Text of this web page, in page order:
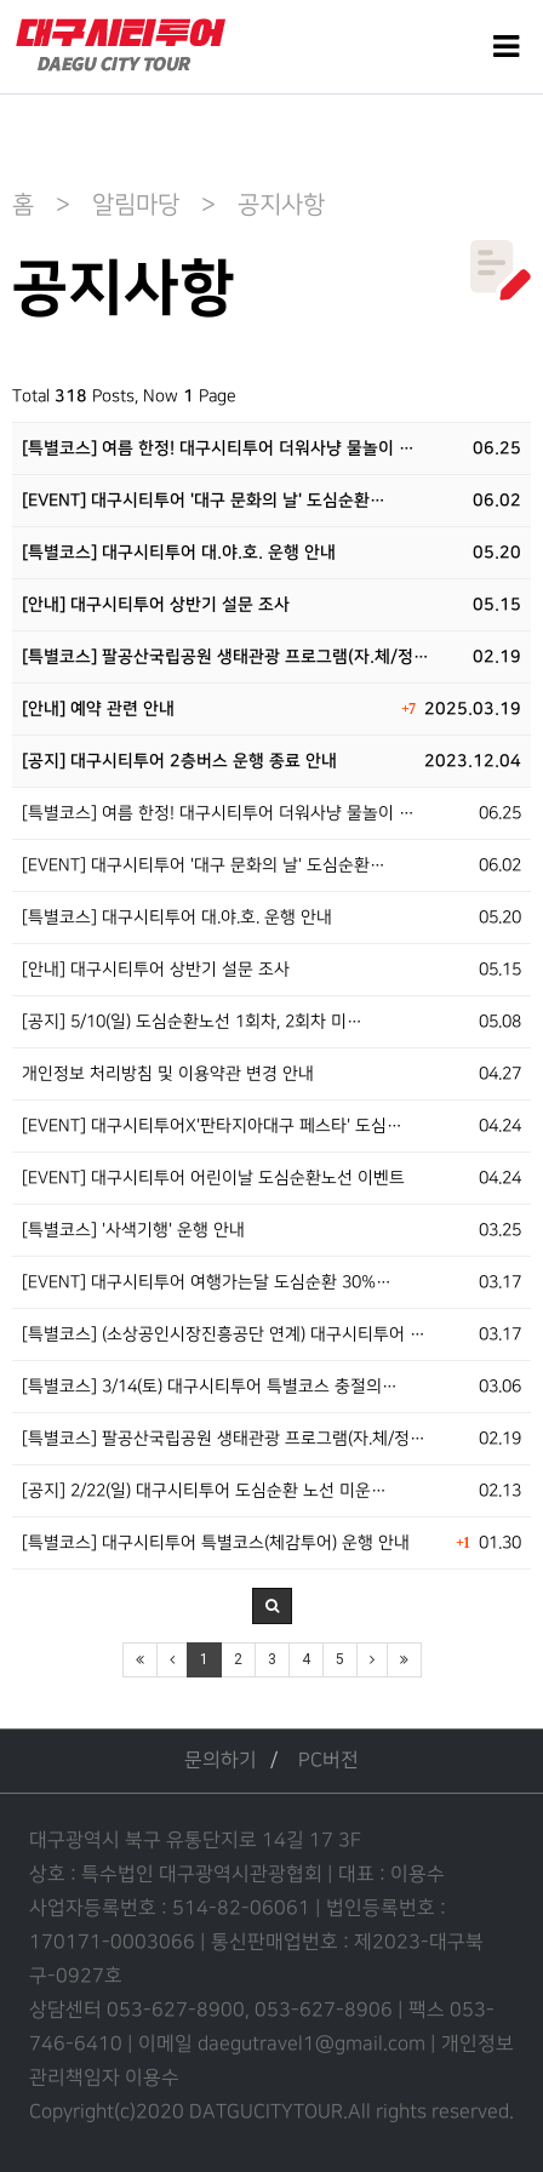
홈 > 알림마당 > 공지사항
공지사항
Total 318 Posts, Now 1 Page
06.25
[특별코스] 여름 한정! 대구시티투어 더워사냥 물놀이 …
06.02
[EVENT] 대구시티투어 '대구 문화의 날' 도심순환…
05.20
[특별코스] 대구시티투어 대.야.호. 운행 안내
05.15
[안내] 대구시티투어 상반기 설문 조사
02.19
[특별코스] 팔공산국립공원 생태관광 프로그램(자.체/정…
+72025.03.19
[안내] 예약 관련 안내
2023.12.04
[공지] 대구시티투어 2층버스 운행 종료 안내
06.25
[특별코스] 여름 한정! 대구시티투어 더워사냥 물놀이 …
06.02
[EVENT] 대구시티투어 '대구 문화의 날' 도심순환…
05.20
[특별코스] 대구시티투어 대.야.호. 운행 안내
05.15
[안내] 대구시티투어 상반기 설문 조사
05.08
[공지] 5/10(일) 도심순환노선 1회차, 2회차 미…
04.27
개인정보 처리방침 및 이용약관 변경 안내
04.24
[EVENT] 대구시티투어X'판타지아대구 페스타' 도심…
04.24
[EVENT] 대구시티투어 어린이날 도심순환노선 이벤트
03.25
[특별코스] '사색기행' 운행 안내
03.17
[EVENT] 대구시티투어 여행가는달 도심순환 30%…
03.17
[특별코스] (소상공인시장진흥공단 연계) 대구시티투어 …
03.06
[특별코스] 3/14(토) 대구시티투어 특별코스 충절의…
02.19
[특별코스] 팔공산국립공원 생태관광 프로그램(자.체/정…
02.13
[공지] 2/22(일) 대구시티투어 도심순환 노선 미운…
+101.30
[특별코스] 대구시티투어 특별코스(체감투어) 운행 안내
1 2 3 4 5
문의하기 PC버전
대구광역시 북구 유통단지로 14길 17 3F
상호 : 특수법인 대구광역시관광협회 | 대표 : 이용수
사업자등록번호 : 514-82-06061 | 법인등록번호 :
170171-0003066 | 통신판매업번호 : 제2023-대구북
구-0927호
상담센터 053-627-8900, 053-627-8906 | 팩스 053-
746-6410 | 이메일 daegutravel1@gmail.com | 개인정보
관리책임자 이용수
Copyright(c)2020 DATGUCITYTOUR.All rights reserved.